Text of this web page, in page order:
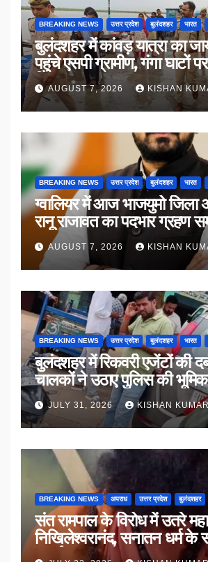
BREAKING NEWS उत्तर प्रदेश बुलंदशहर भारत
बुलंदशहर में कांवड़ यात्रा का
पहुंचे एसपी ग्रामीण, गंगा घाटों
किया संवाद
AUGUST 7, 2026 KISHAN
BREAKING NEWS उत्तर प्रदेश बुलंदशहर भारत
ग्वालियर में आज भाजयुमो जिला
रानू राजावत का पदभार ग्रहण
AUGUST 7, 2026 KISHAN
BREAKING NEWS उत्तर प्रदेश बुलंदशहर भारत
बुलंदशहर में रिकवरी एजेंटों की दबंगई, वाहन
चालकों ने उठाए पुलिस की
JULY 31, 2026 KISHAN
BREAKING NEWS अपराध उत्तर प्रदेश बुलंदशहर
संत रामपाल के विरोध में उतरे
निखिलेश्वरानंद, सनातन धर्म के
उठाई मांग